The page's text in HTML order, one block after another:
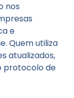
nos
e
Quem utiliza
atualizados,
protocolo de